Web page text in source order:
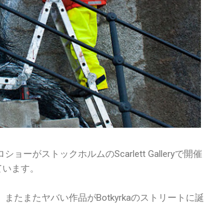
ショーがストックホルムのScarlett Galleryで開催
ます。
またまたヤバい作品がBotkyrkaのストリートに誕